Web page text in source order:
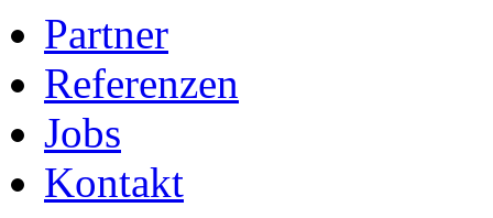
Partner
Referenzen
Jobs
Kontakt